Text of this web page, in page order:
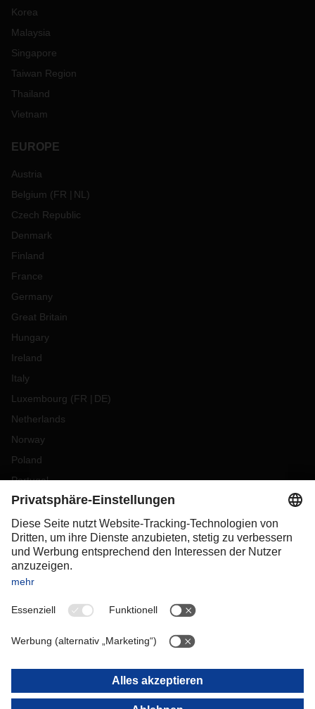
Korea
Malaysia
Singapore
Taiwan Region
Thailand
Vietnam
EUROPE
Austria
Belgium (FR NL )
Czech Republic
Denmark
Finland
France
Germany
Great Britain
Hungary
Ireland
Italy
Luxembourg (FR DE)
Netherlands
Norway
Poland
Portugal
Romania
Slovakia
Spain
Sweden
Switzerland
OCEANIA